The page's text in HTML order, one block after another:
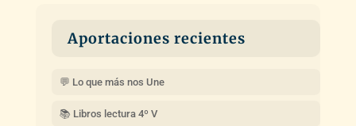
Aportaciones recientes
💬 Lo que más nos Une
📚 Libros lectura 4º V